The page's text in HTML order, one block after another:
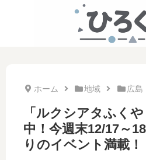
ホーム 地域 広島
「ルクシアタふく
中！今週末12/17～
りのイベント満載！